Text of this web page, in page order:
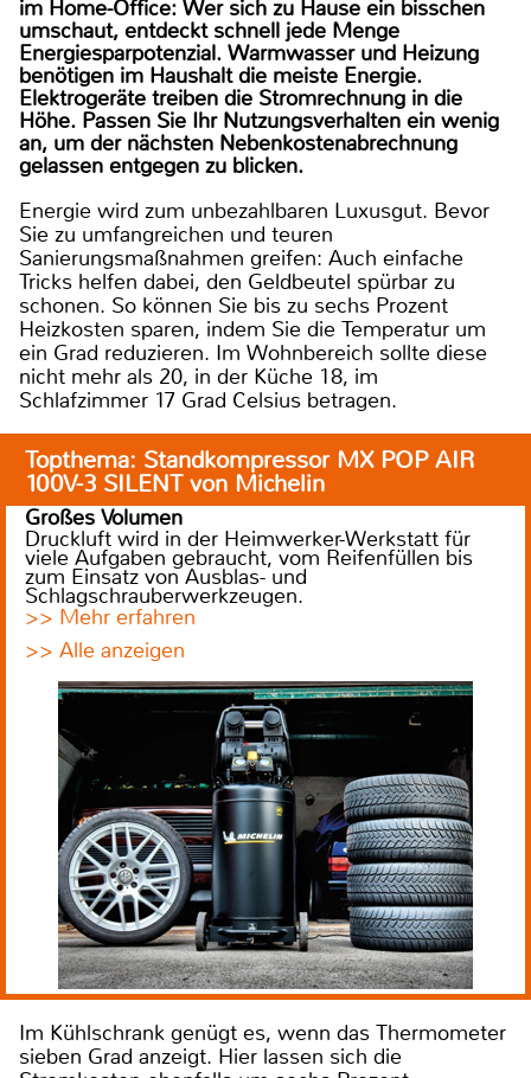
im Home-Office: Wer sich zu Hause ein bisschen
umschaut, entdeckt schnell jede Menge
Energiesparpotenzial. Warmwasser und Heizung
benötigen im Haushalt die meiste Energie.
Elektrogeräte treiben die Stromrechnung in die
Höhe. Passen Sie Ihr Nutzungsverhalten ein wenig
an, um der nächsten Nebenkostenabrechnung
gelassen entgegen zu blicken.
Energie wird zum unbezahlbaren Luxusgut. Bevor
Sie zu umfangreichen und teuren
Sanierungsmaßnahmen greifen: Auch einfache
Tricks helfen dabei, den Geldbeutel spürbar zu
schonen. So können Sie bis zu sechs Prozent
Heizkosten sparen, indem Sie die Temperatur um
ein Grad reduzieren. Im Wohnbereich sollte diese
nicht mehr als 20, in der Küche 18, im
Schlafzimmer 17 Grad Celsius betragen.
Topthema: Standkompressor MX POP AIR
100V-3 SILENT von Michelin
Großes Volumen
Druckluft wird in der Heimwerker-Werkstatt für
viele Aufgaben gebraucht, vom Reifenfüllen bis
zum Einsatz von Ausblas- und
Schlagschrauberwerkzeugen.
>> Mehr erfahren
>> Alle anzeigen
Im Kühlschrank genügt es, wenn das Thermometer
sieben Grad anzeigt. Hier lassen sich die